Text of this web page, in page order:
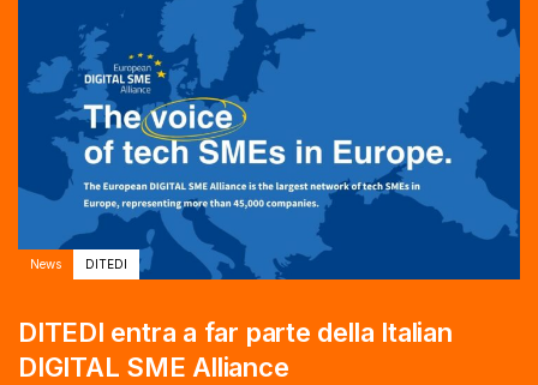
News DITEDI
DITEDI entra a far parte della Italian
DIGITAL SME Alliance